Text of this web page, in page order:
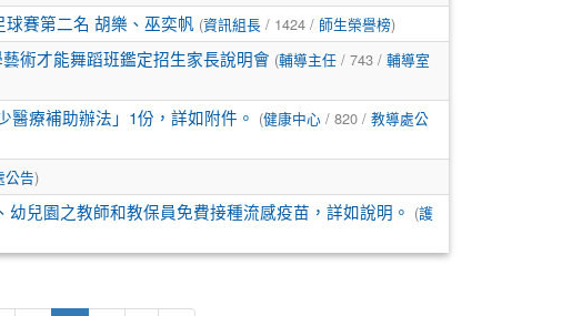
賽第二名 胡樂、巫奕帆 (資訊組長/ 1424 / 師生榮譽榜)
術才能舞蹈班鑑定招生家長說明會 (輔導主任/ 743 / 輔導室
醫療補助辦法」1份，詳如附件。 (健康中心/ 820 / 教導處公
公告)
兒園之教師和教保員免費接種流感疫苗，詳如說明。 (護